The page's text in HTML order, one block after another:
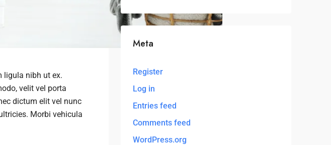
ligula nibh ut ex.
velit vel porta
dictum elit vel nunc
Morbi vehicula
Meta
Register
Log in
Entries feed
Comments feed
WordPress.org